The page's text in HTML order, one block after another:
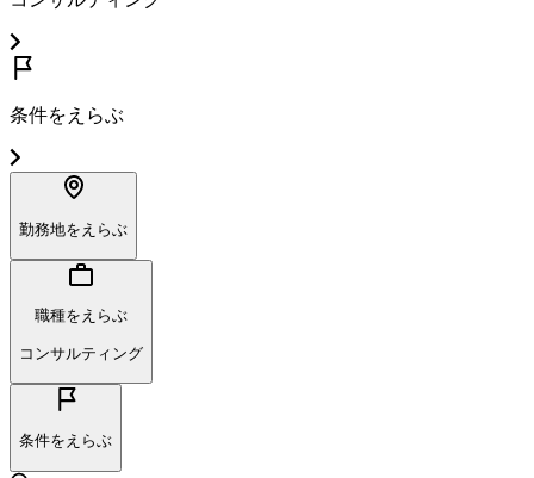
条件をえらぶ
勤務地をえらぶ
職種をえらぶ
コンサルティング
条件をえらぶ